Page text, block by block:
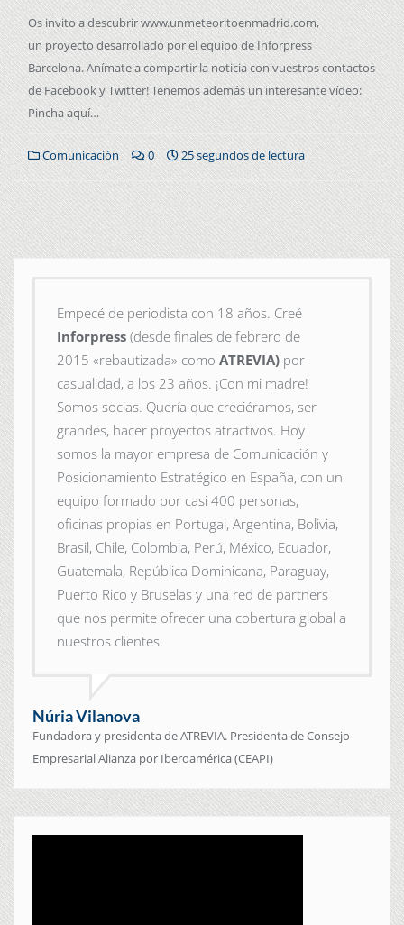
Os invito a descubrir www.unmeteoritoenmadrid.com,
un proyecto desarrollado por el equipo de Inforpress
Barcelona. Anímate a compartir la noticia con vuestros contactos
de Facebook y Twitter! Tenemos además un interesante vídeo:
Pincha aquí…
Comunicación 0 25 segundos de lectura
Empecé de periodista con 18 años. Creé
Inforpress (desde finales de febrero de
2015 «rebautizada» como ATREVIA) por
casualidad, a los 23 años. ¡Con mi madre!
Somos socias. Quería que creciéramos, ser
grandes, hacer proyectos atractivos. Hoy
somos la mayor empresa de Comunicación y
Posicionamiento Estratégico en España, con un
equipo formado por casi 400 personas,
oficinas propias en Portugal, Argentina, Bolivia,
Brasil, Chile, Colombia, Perú, México, Ecuador,
Guatemala, República Dominicana, Paraguay,
Puerto Rico y Bruselas y una red de partners
que nos permite ofrecer una cobertura global a
nuestros clientes.
Núria Vilanova
Fundadora y presidenta de ATREVIA. Presidenta de Consejo
Empresarial Alianza por Iberoamérica (CEAPI)